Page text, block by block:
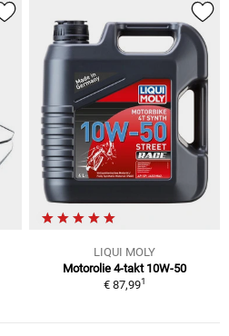
LIQUI MOLY
Motorolie 4-takt 10W-50
€ 87,991